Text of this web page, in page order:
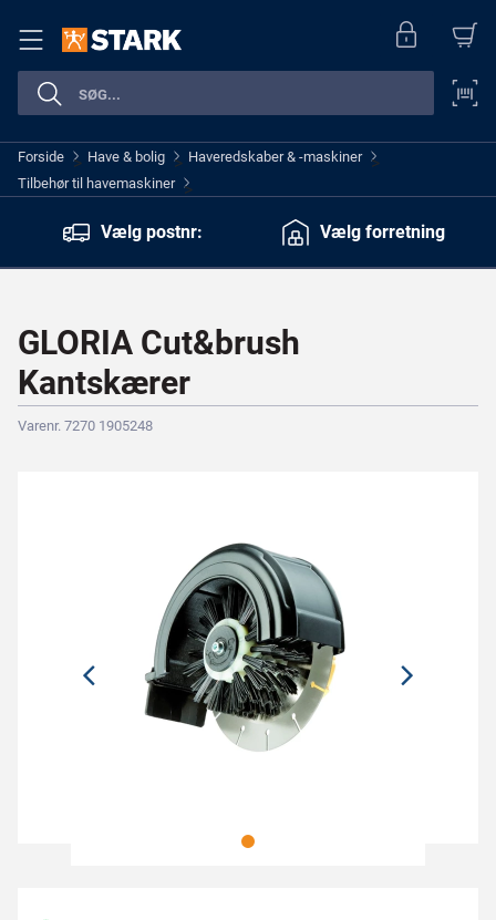
Forside > Have & bolig > Haveredskaber & -maskiner >
Tilbehør til havemaskiner >
Vælg postnr:
Vælg forretning
GLORIA Cut&brush
Kantskærer
Varenr. 7270 1905248